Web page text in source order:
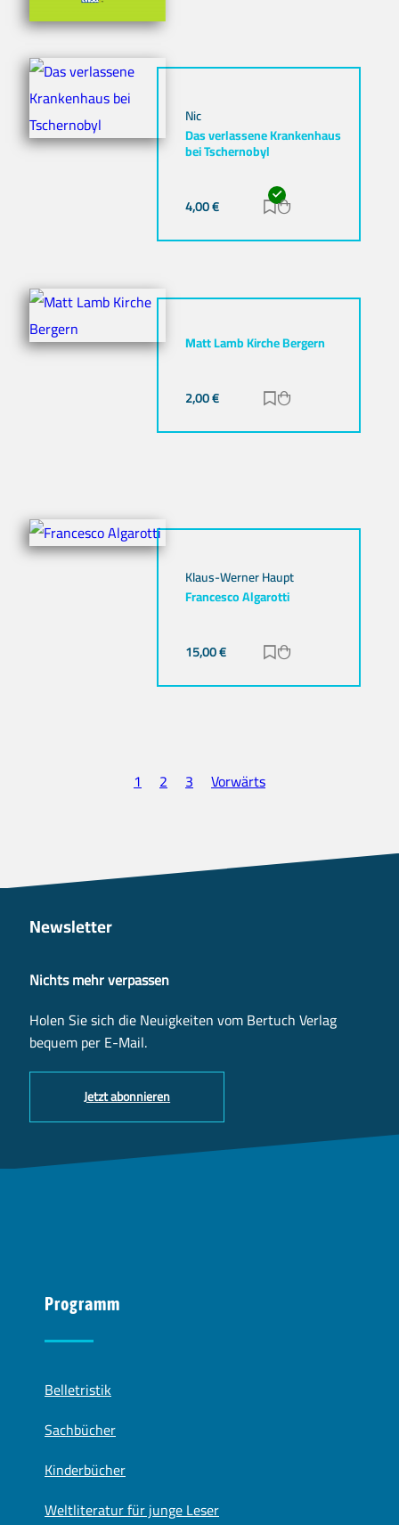
Nic
Das verlassene Krankenhaus
bei Tschernobyl
4,00€ Zur Merkliste
Matt Lamb Kirche Bergern
2,00€ Zur Merkliste
Klaus-Werner Haupt
Francesco Algarotti
15,00€ Zur Merkliste
1 2 3 Vorwärts
Newsletter
Nichts mehr verpassen
Holen Sie sich die Neuigkeiten vom Bertuch Verlag
bequem per E-Mail.
Jetzt abonnieren
Programm
Belletristik
Sachbücher
Kinderbücher
Weltliteratur für junge Leser